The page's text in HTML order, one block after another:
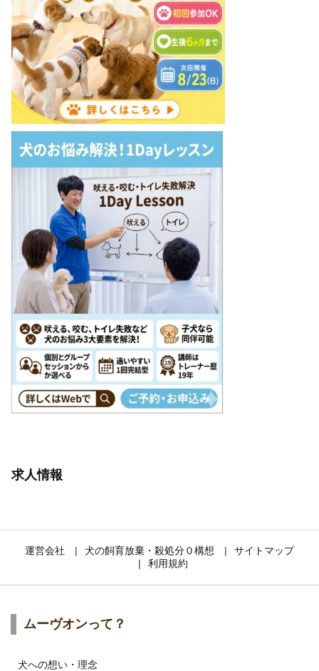
求人情報
運営会社 犬の飼育放棄・殺処分０構想
サイトマップ
利用規約
ムーヴオンって？
犬への想い・理念